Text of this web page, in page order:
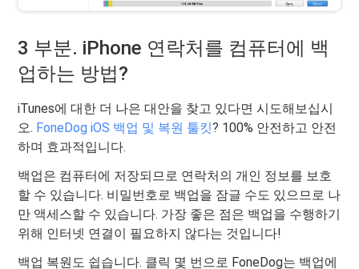
3 부분. iPhone 연락처를 컴퓨터에 백
업하는 방법?
iTunes에 대한 더 나은 대안을 찾고 있다면 시도해보십시
오. FoneDog iOS 백업 및 복원 툴킷? 100% 안전하고 안전
하며 효과적입니다.
백업은 컴퓨터에 저장되므로 연락처의 개인 정보를 보호
할 수 있습니다. 비밀번호로 백업을 잠글 수도 있으므로 나
만 액세스할 수 있습니다. 가장 좋은 점은 백업을 수행하기
위해 인터넷 연결이 필요하지 않다는 것입니다!
백업 복원도 쉽습니다. 클릭 몇 번으로 FoneDog는 백업에